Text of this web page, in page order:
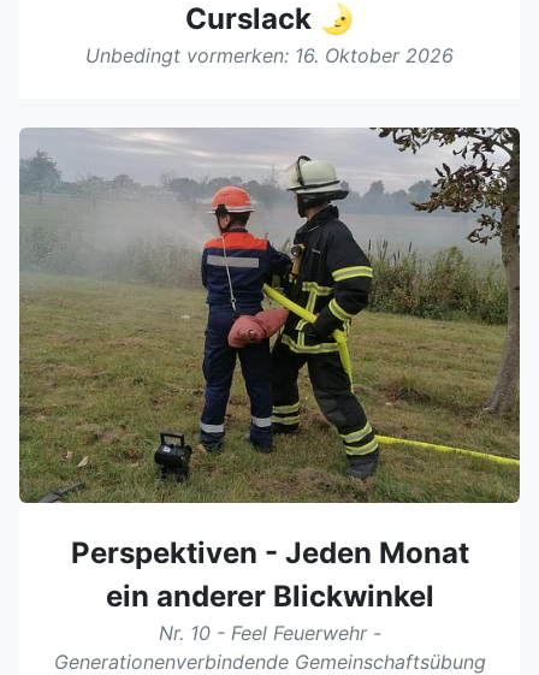
Curslack 🌛
Unbedingt vormerken: 16. Oktober 2026
Perspektiven - Jeden Monat
ein anderer Blickwinkel
Nr. 10 - Feel Feuerwehr -
Generationenverbindende Gemeinschaftsübung